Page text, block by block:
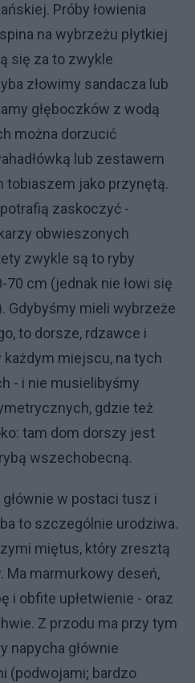
Próby łowienia
na wybrzeżu płytkiej
się za to zwykle
złowimy sandacza lub
głęboczków z wodą
można dorzucić
lub zestawem
tobiaszem jako przynętą.
zaskoczyć -
obwieszonych
zwykle są to ryby
cm (jednak nie łowi się
Gdybyśmy mieli wybrzeże
to dorsze, rdzawce i
każdym miejscu, na tych
- i nie musielibyśmy
gdzie też
tam dom dorszy jest
wszechobecną.
w postaci tusz i
to szczególnie urodziwa.
miętus, który zresztą
Ma marmurkowy deseń,
i obfite upłetwienie - oraz
Z przodu ma przy tym
napycha głównie
(podwojami; bardzo